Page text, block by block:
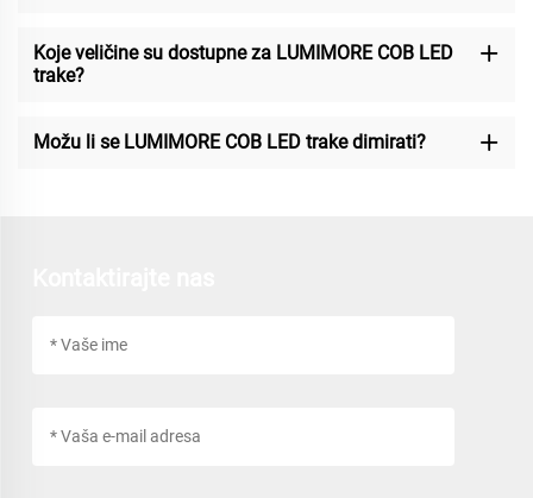
Koje veličine su dostupne za LUMIMORE COB LED
trake?
Možu li se LUMIMORE COB LED trake dimirati?